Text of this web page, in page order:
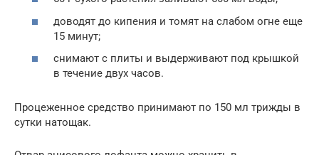
доводят до кипения и томят на слабом огне еще
15 минут;
снимают с плиты и выдерживают под крышкой
в течение двух часов.
Процеженное средство принимают по 150 мл трижды в
сутки натощак.